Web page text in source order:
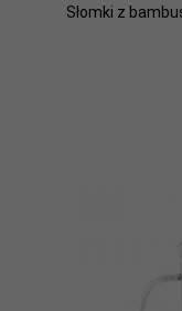
Słomki z